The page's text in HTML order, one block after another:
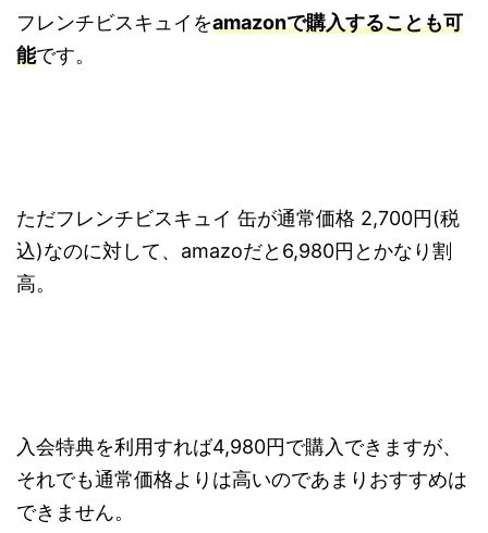
フレンチビスキュイをamazonで購入することも可
能です。
ただフレンチビスキュイ 缶が通常価格 2,700円(税
込)なのに対して、amazoだと6,980円とかなり割
高。
入会特典を利用すれば4,980円で購入できますが、
それでも通常価格よりは高いのであまりおすすめは
できません。